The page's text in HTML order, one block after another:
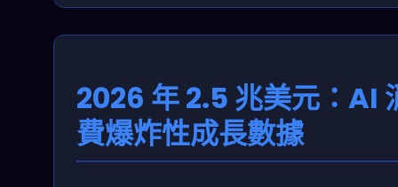
2026 年 2.5 兆美元：AI
費爆炸性成長數據